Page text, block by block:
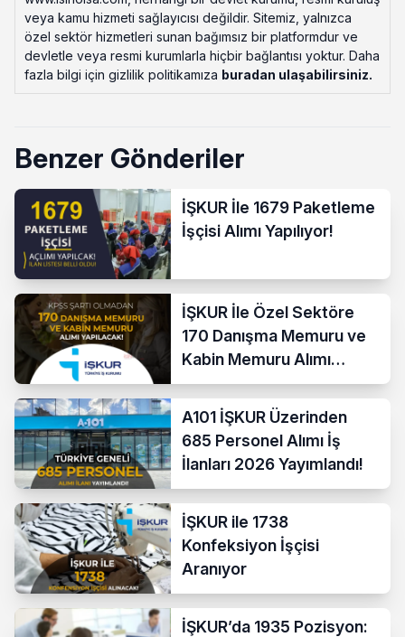
veya kamu hizmeti sağlayıcısı değildir. Sitemiz, yalnızca
özel sektör hizmetleri sunan bağımsız bir platformdur ve
devletle veya resmi kurumlarla hiçbir bağlantısı yoktur. Daha
fazla bilgi için gizlilik politikamıza buradan ulaşabilirsiniz.
Benzer Gönderiler
İŞKUR İle 1679 Paketleme
İşçisi Alımı Yapılıyor!
İŞKUR İle Özel Sektöre
170 Danışma Memuru ve
Kabin Memuru Alımı
Başladı
A101 İŞKUR Üzerinden
685 Personel Alımı İş
İlanları 2026 Yayımlandı!
İŞKUR ile 1738
Konfeksiyon İşçisi
Aranıyor
İŞKUR’da 1935 Pozisyon: